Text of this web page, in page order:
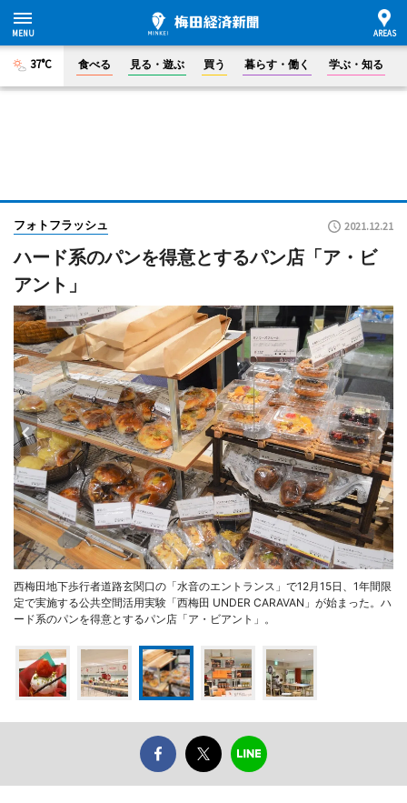
37°C 食べる 見る・遊ぶ 買う 暮らす・働く 学ぶ・知る
フォトフラッシュ 2021.12.21
ハード系のパンを得意とするパン店「ア・ビ
アント」
西梅田地下歩行者道路玄関口の「水音のエントランス」で12月15日、1年間限
定で実施する公共空間活用実験「西梅田 UNDER CARAVAN」が始まった。ハ
ード系のパンを得意とするパン店「ア・ビアント」。